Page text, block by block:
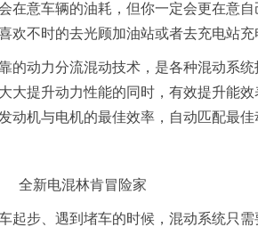
在意车辆的油耗，但你一定会更在意
不时的去光顾加油站或者去充电站充
的动力分流混动技术，是各种混动系
大提升动力性能的同时，有效提升能
机与电机的最佳效率，自动匹配最佳
全新电混林肯冒险家
起步、遇到堵车的时候，混动系统只